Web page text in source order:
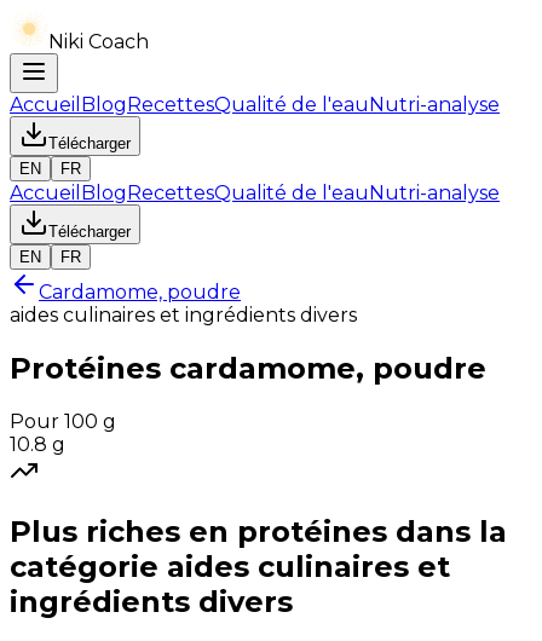
Niki Coach
Accueil BlogRecettesQualité de l'eauNutri-analyse
Télécharger
EN
FR
Accueil BlogRecettesQualité de l'eauNutri-analyse
Télécharger
EN
FR
Cardamome, poudre
aides culinaires et ingrédients divers
Protéines cardamome, poudre
Pour 100 g
10.8 g
Plus riches en protéines dans la
catégorie aides culinaires et
ingrédients divers